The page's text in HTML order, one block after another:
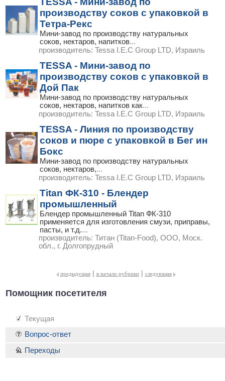
производству соков с упаковкой в
Тетра-Рекс
Мини-завод по производству натуральных
соков, нектаров, напитков...
производитель: Tessa I.E.C Group LTD, Израиль
TESSA - Мини-завод по
производству соков с упаковкой в
Дой Пак
Мини-завод по производству натуральных
соков, нектаров, напитков как...
производитель: Tessa I.E.C Group LTD, Израиль
TESSA - Линия по производству
соков и пюре с упаковкой в Бег ин
Бокс
Мини-завод по производству натуральных
соков, нектаров,...
производитель: Tessa I.E.C Group LTD, Израиль
Titan ФК-310 - Блендер
промышленный
Блендер промышленный Titan ФК-310
применяется для изготовления смузи, приправы,
пасты, и т.д....
производитель: Титан (Titan-Food), ООО, Моск.
обл., г. Долгопрудный
предыдущая | в начало рубрики | следующая
Помощник посетителя
Текущая
Вопрос-ответ
Переходы